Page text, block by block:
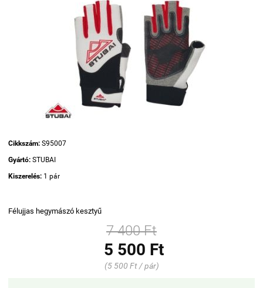
Cikkszám: S95007
Gyártó: STUBAI
Kiszerelés: 1 pár
Félujjas hegymászó kesztyű
7 400 Ft
5 500 Ft
(5 500 Ft / pár)